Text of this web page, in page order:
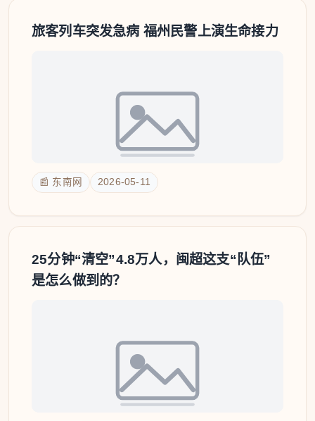
旅客列车突发急病 福州民警上演生命接力
📰 东南网 2026-05-11
25分钟“清空”4.8万人，闽超这支“队伍”
是怎么做到的？